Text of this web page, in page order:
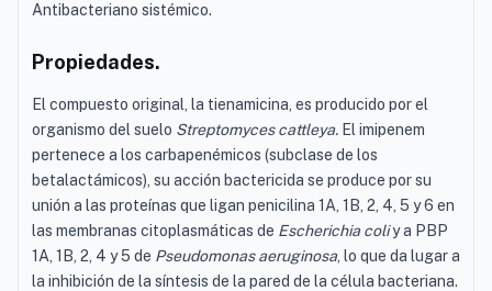
Antibacteriano sistémico.
Propiedades.
El compuesto original, la tienamicina, es producido por el
organismo del suelo Streptomyces cattleya. El imipenem
pertenece a los carbapenémicos (subclase de los
betalactámicos), su acción bactericida se produce por su
unión a las proteínas que ligan penicilina 1A, 1B, 2, 4, 5 y 6 en
las membranas citoplasmáticas de Escherichia coliy a PBP
1A, 1B, 2, 4 y 5 de Pseudomonas aeruginosa , lo que da lugar a
la inhibición de la síntesis de la pared de la célula bacteriana.